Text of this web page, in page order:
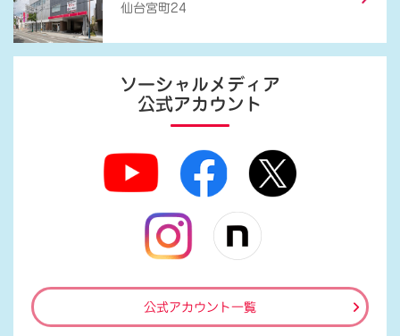
仙台宮町24
ソーシャルメディア
公式アカウント
公式アカウント一覧